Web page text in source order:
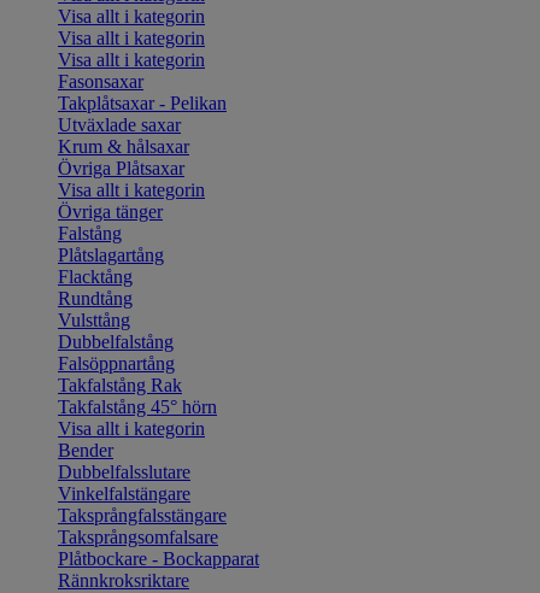
Visa allt i kategorin
Visa allt i kategorin
Visa allt i kategorin
Fasonsaxar
Takplåtsaxar - Pelikan
Utväxlade saxar
Krum & hålsaxar
Övriga Plåtsaxar
Visa allt i kategorin
Övriga tänger
Falstång
Plåtslagartång
Flacktång
Rundtång
Vulsttång
Dubbelfalstång
Falsöppnartång
Takfalstång Rak
Takfalstång 45° hörn
Visa allt i kategorin
Bender
Dubbelfalsslutare
Vinkelfalstängare
Taksprångfalsstängare
Taksprångsomfalsare
Plåtbockare - Bockapparat
Rännkroksriktare